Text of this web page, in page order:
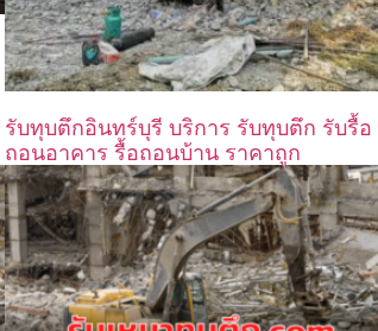
รับทุบตึกอินทร์บุรี บริการ รับทุบตึก รับรื้อ
ถอนอาคาร รื้อถอนบ้าน ราคาถูก